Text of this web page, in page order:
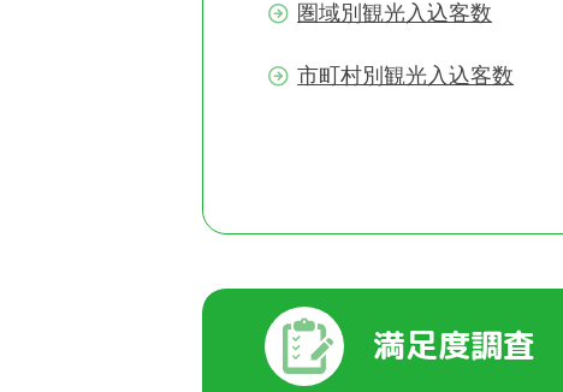
圏域別観光入込客数
市町村別観光入込客数
満足度調査